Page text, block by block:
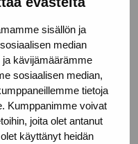
sisällön ja
median
kävijämäärämme
sosiaalisen median,
tietoja
Kumppanimme voivat
joita olet antanut
käyttänyt heidän